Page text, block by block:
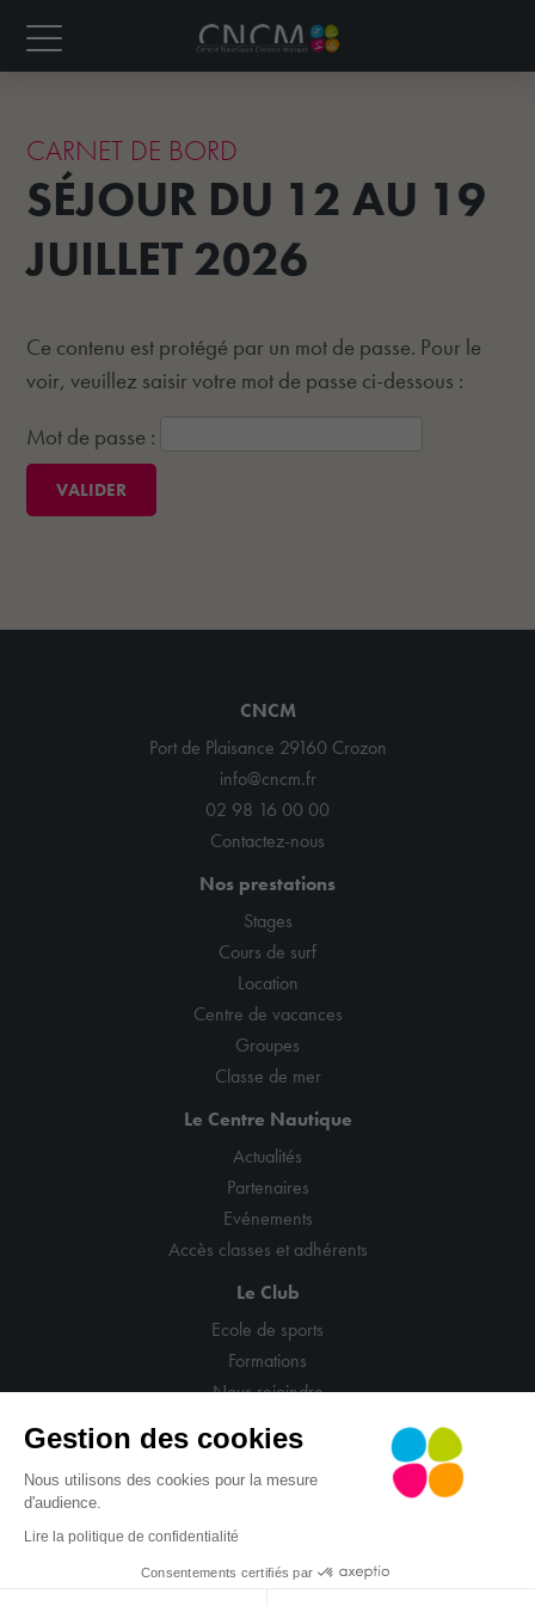
CARNET DE BORD
SÉJOUR DU 12 AU 19
JUILLET 2026
Ce contenu est protégé par un mot de passe. Pour le
voir, veuillez saisir votre mot de passe ci-dessous :
Mot de passe :
CNCM
Port de Plaisance 29160 Crozon
info@cncm.fr
02 98 16 00 00
Contactez-nous
Nos prestations
Stages
Cours de surf
Location
Centre de vacances
Groupes
Classe de mer
Le Centre Nautique
Actualités
Partenaires
Evénements
Accès classes et adhérents
Le Club
Ecole de sports
Formations
Nous rejoindre
CGV
Gestion cookies
Gestion des cookies
Nous utilisons des cookies pour la mesure
d'audience.
Lire la politique de confidentialité
Consentements certifiés par